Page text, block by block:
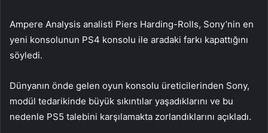
Ampere Analysis analisti Piers Harding-Rolls, Sony’nin en
yeni konsolunun PS4 konsolu ile aradaki farkı kapattığını
söyledi.
Dünyanın önde gelen oyun konsolu üreticilerinden Sony,
modül tedarikinde büyük sıkıntılar yaşadıklarını ve bu
nedenle PS5 talebini karşılamakta zorlandıklarını açıkladı.